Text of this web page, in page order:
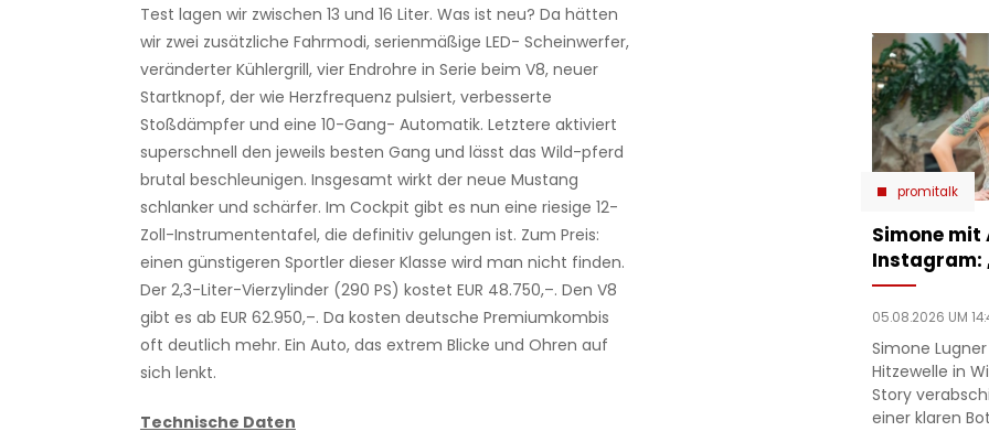
Test lagen wir zwischen 13 und 16 Liter. Was ist neu? Da hätten
wir zwei zusätzliche Fahrmodi, serienmäßige LED- Scheinwerfer,
veränderter Kühlergrill, vier Endrohre in Serie beim V8, neuer
Startknopf, der wie Herzfrequenz pulsiert, verbesserte
Stoßdämpfer und eine 10-Gang- Automatik. Letztere aktiviert
superschnell den jeweils besten Gang und lässt das Wild-pferd
brutal beschleunigen. Insgesamt wirkt der neue Mustang
schlanker und schärfer. Im Cockpit gibt es nun eine riesige 12-
Zoll-Instrumententafel, die definitiv gelungen ist. Zum Preis:
einen günstigeren Sportler dieser Klasse wird man nicht finden.
Der 2,3-Liter-Vierzylinder (290 PS) kostet EUR 48.750,–. Den V8
gibt es ab EUR 62.950,–. Da kosten deutsche Premiumkombis
oft deutlich mehr. Ein Auto, das extrem Blicke und Ohren auf
sich lenkt.
Technische Daten
promitalk
Simone mit
Instagram:
05.08.2026 UM
Simone
Hitzewelle in
Story
einer klaren